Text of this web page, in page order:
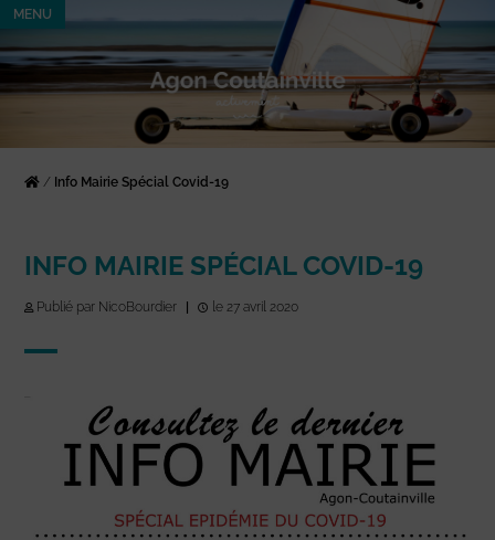
MENU
/ Info Mairie Spécial Covid-19
INFO MAIRIE SPÉCIAL COVID-19
Publié par NicoBourdier le 27 avril 2020